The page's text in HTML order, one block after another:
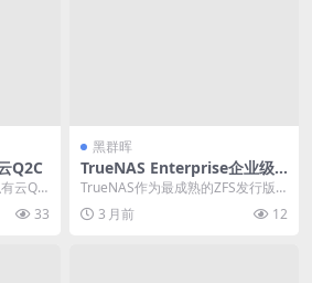
Q2C
云Q2
体化
33
黑群晖
TrueNAS Enterprise企业级
功能下放：ZFS去重压缩与存
储分级实战指南
TrueNAS作为最成熟的ZFS发行版
之一，在企业级存储领域有着举足
轻重的地位。...
3 月前 12